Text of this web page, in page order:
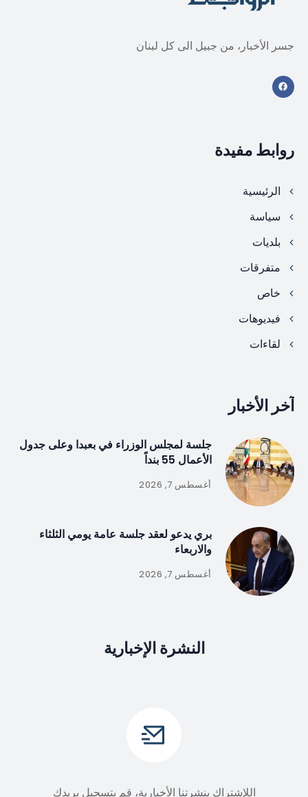
جسر الأخبار، من جبيل الى كل لبنان
روابط مفيدة
الرئيسية
سياسة
بلديات
متفرقات
خاص
فيديوهات
لقاءات
آخر الأخبار
جلسة لمجلس الوزراء في بعبدا وعلى جدول
الأعمال 55 بنداً
أغسطس 7, 2026
بري يدعو لعقد جلسة عامة يومي الثلثاء
والاربعاء
أغسطس 7, 2026
النشرة الإخبارية
اللإشتراك بنشرتنا الأخبارية، قم بتسجيل بريدك